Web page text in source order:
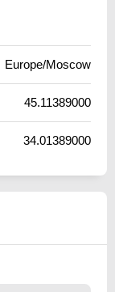
Europe/Moscow
45.11389000
34.01389000